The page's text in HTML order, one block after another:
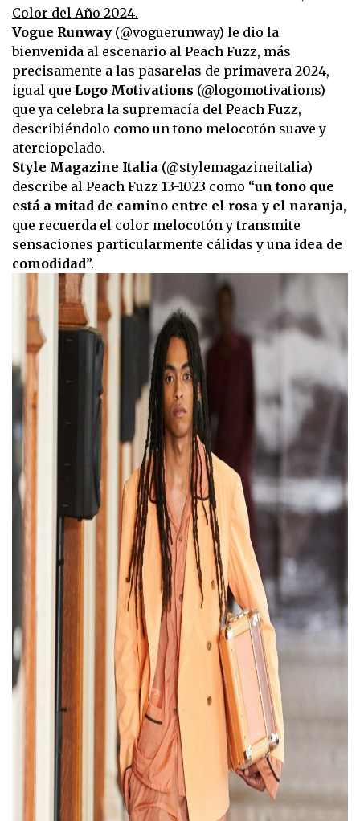
Color del Año 2024.
Vogue Runway (@voguerunway) le dio la
bienvenida al escenario al Peach Fuzz, más
precisamente a las pasarelas de primavera 2024,
igual que Logo Motivations (@logomotivations)
que ya celebra la supremacía del Peach Fuzz,
describiéndolo como un tono melocotón suave y
aterciopelado.
Style Magazine Italia (@stylemagazineitalia)
describe al Peach Fuzz 13-1023 como “un tono que
está a mitad de camino entre el rosa y el naranja,
que recuerda el color melocotón y transmite
sensaciones particularmente cálidas y una idea de
comodidad”.